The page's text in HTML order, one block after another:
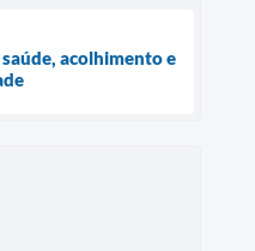
acolhimento e